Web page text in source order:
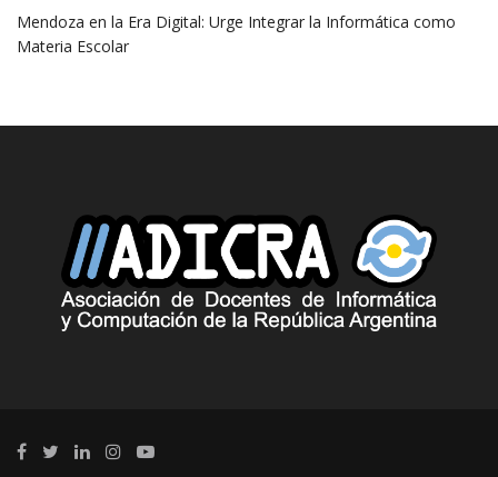
Mendoza en la Era Digital: Urge Integrar la Informática como
Materia Escolar